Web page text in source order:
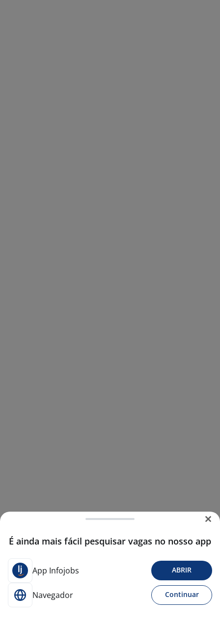
É ainda mais fácil pesquisar vagas no nosso app
App Infojobs ABRIR
Navegador Continuar